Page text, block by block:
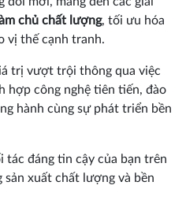
chủ chất lượng, tối ưu hóa
vị thế cạnh tranh.
trị vượt trội thông qua việc
hợp công nghệ tiên tiến, đào
hành cùng sự phát triển bền
tác đáng tin cậy của bạn trên
xuất chất lượng và bền